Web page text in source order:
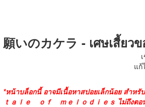
願いのカケラ - เศษเสี้ยว
แก้
*หน้าบล็อกนี้ อาจมีเนื้อหาสปอยเล็กน้อยสำหรั
ｔａｌｅ ｏｆ ｍｅｌｏｄｉｅｓ ไม่ถึงตอ